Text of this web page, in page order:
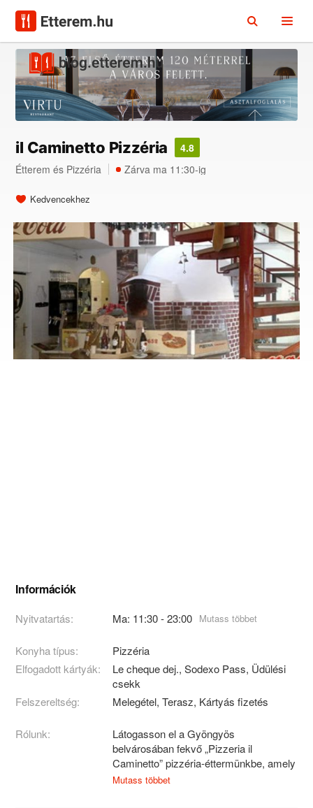
il Caminetto Pizzéria
4.8
Étterem és Pizzéria Zárva ma 11:30-ig
Kedvencekhez
Információk
Nyitvatartás: Ma: 11:30 - 23:00 Mutass többet
Konyha típus:
Pizzéria
Elfogadott kártyák:
Le cheque dej., Sodexo Pass, Üdülési
csekk
Felszereltség:
Melegétel, Terasz, Kártyás fizetés
Rólunk:
Látogasson el a Gyöngyös
belvárosában fekvő „Pizzeria il
Caminetto” pizzéria-éttermünkbe, amely
1991-ben kezdte meg működését
Mutass többet